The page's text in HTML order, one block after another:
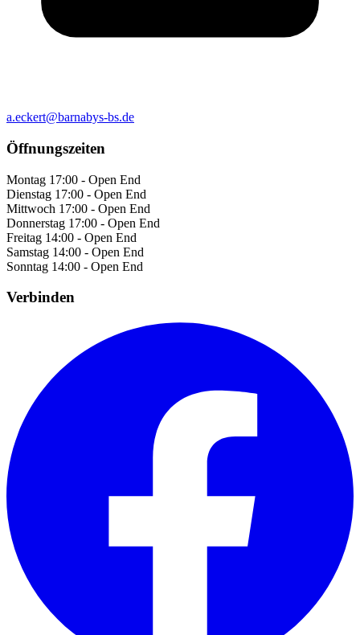
a.eckert@barnabys-bs.de
Öffnungszeiten
Montag 17:00 - Open End
Dienstag 17:00 - Open End
Mittwoch 17:00 - Open End
Donnerstag 17:00 - Open End
Freitag 14:00 - Open End
Samstag 14:00 - Open End
Sonntag 14:00 - Open End
Verbinden